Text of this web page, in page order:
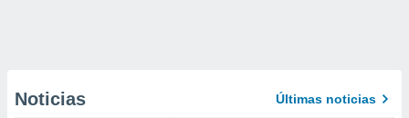
Noticias Últimas noticias